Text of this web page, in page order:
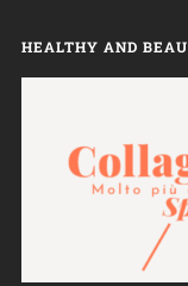
HEALTHY AND